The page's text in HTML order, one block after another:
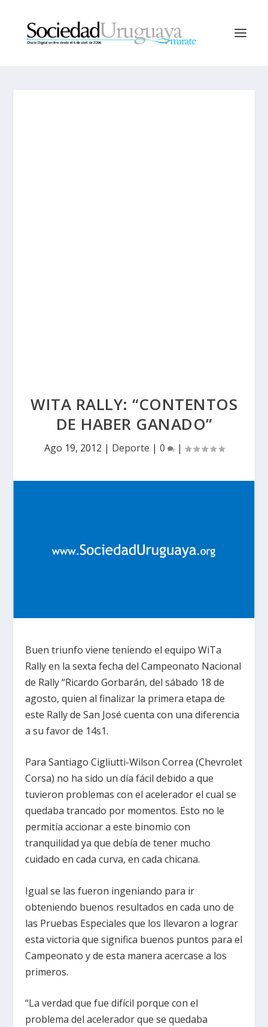
WITA RALLY: “CONTENTOS
DE HABER GANADO”
Ago 19, 2012 | Deporte | 0 |
Buen triunfo viene teniendo el equipo WiTa
Rally en la sexta fecha del Campeonato Nacional
de Rally “Ricardo Gorbarán, del sábado 18 de
agosto, quien al finalizar la primera etapa de
este Rally de San José cuenta con una diferencia
a su favor de 14s1.
Para Santiago Cigliutti-Wilson Correa (Chevrolet
Corsa) no ha sido un día fácil debido a que
tuvieron problemas con el acelerador el cual se
quedaba trancado por momentos. Esto no le
permitía accionar a este binomio con
tranquilidad ya que debía de tener mucho
cuidado en cada curva, en cada chicana.
Igual se las fueron ingeniando para ir
obteniendo buenos resultados en cada uno de
las Pruebas Especiales que los llevaron a lograr
esta victoria que significa buenos puntos para el
Campeonato y de esta manera acercase a los
primeros.
“La verdad que fue difícil porque con el
problema del acelerador que se quedaba